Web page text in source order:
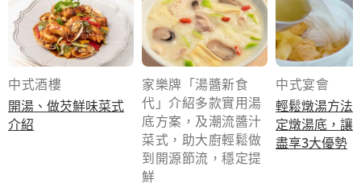
中式酒樓
開湯、做芡鮮味菜式
介紹
家樂牌「湯醬新食
代」介紹多款實用湯
底方案，及潮流醬汁
菜式，助大廚輕鬆做
到開源節流，穩定提
鮮
中式宴會
輕鬆燉湯方法
定燉湯底，讓
盡享3大優勢